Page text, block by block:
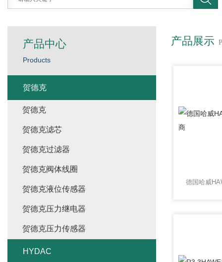
产品展示
产品中心
Products
贺德克
贺德克
贺德克滤芯
贺德克过滤器
贺德克阀体线圈
贺德克液位传感器
贺德克压力继电器
贺德克压力传感器
HYDAC